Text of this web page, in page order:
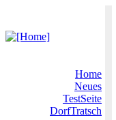
Home
Neues
TestSeite
DorfTratsch